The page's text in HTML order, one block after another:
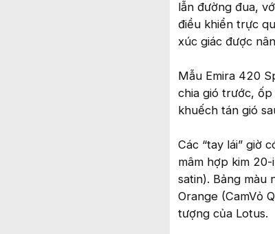
lẫn đường đua,
điều khiển trực
xúc giác được
Mẫu Emira 420
chia gió trước,
khuếch tán gió
Các “tay lái” giờ
mâm hợp kim
satin). Bảng màu
Orange (CamVỏ
tượng của Lotus.